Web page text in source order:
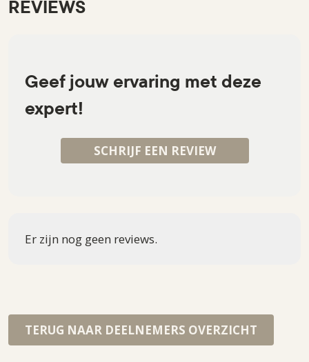
REVIEWS
Er zijn nog geen reviews.
Geef jouw ervaring met deze
expert!
SCHRIJF EEN REVIEW
TERUG NAAR DEELNEMERS OVERZICHT